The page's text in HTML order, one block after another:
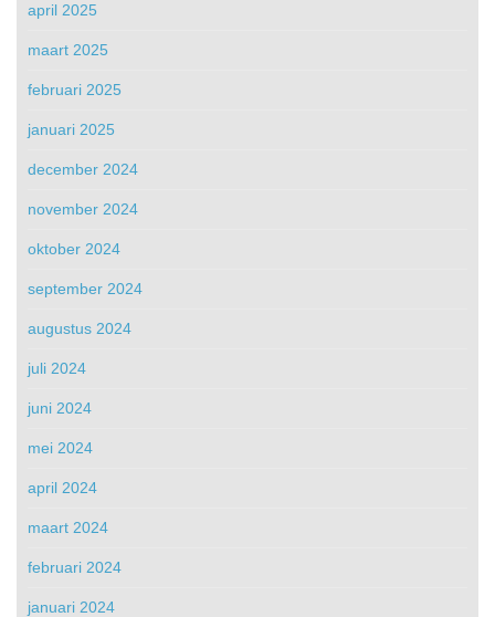
april 2025
maart 2025
februari 2025
januari 2025
december 2024
november 2024
oktober 2024
september 2024
augustus 2024
juli 2024
juni 2024
mei 2024
april 2024
maart 2024
februari 2024
januari 2024